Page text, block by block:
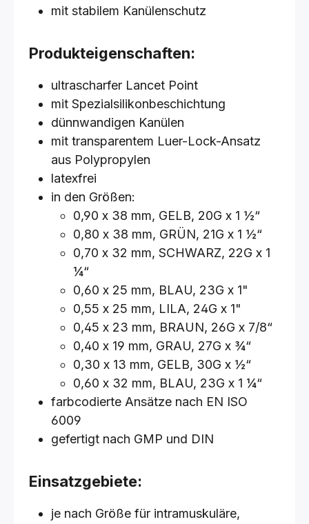
mit stabilem Kanülenschutz
Produkteigenschaften:
ultrascharfer Lancet Point
mit Spezialsilikonbeschichtung
dünnwandigen Kanülen
mit transparentem Luer-Lock-Ansatz
aus Polypropylen
latexfrei
in den Größen:
0,90 x 38 mm, GELB, 20G x 1 ½“
0,80 x 38 mm, GRÜN, 21G x 1 ½“
0,70 x 32 mm, SCHWARZ, 22G x 1
¼“
0,60 x 25 mm, BLAU, 23G x 1"
0,55 x 25 mm, LILA, 24G x 1"
0,45 x 23 mm, BRAUN, 26G x 7/8“
0,40 x 19 mm, GRAU, 27G x ¾“
0,30 x 13 mm, GELB, 30G x ½“
0,60 x 32 mm, BLAU, 23G x 1 ¼“
farbcodierte Ansätze nach EN ISO
6009
gefertigt nach GMP und DIN
Einsatzgebiete:
je nach Größe für intramuskuläre,